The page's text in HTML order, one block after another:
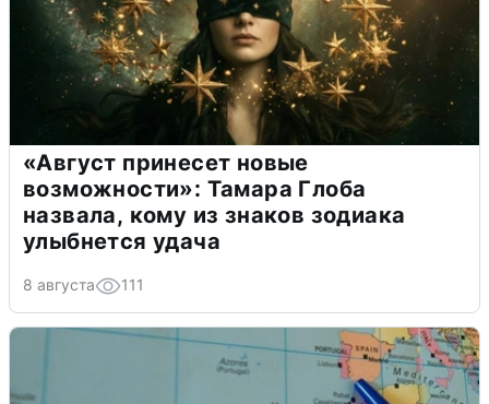
«Август принесет новые
возможности»: Тамара Глоба
назвала, кому из знаков зодиака
улыбнется удача
8 августа 111